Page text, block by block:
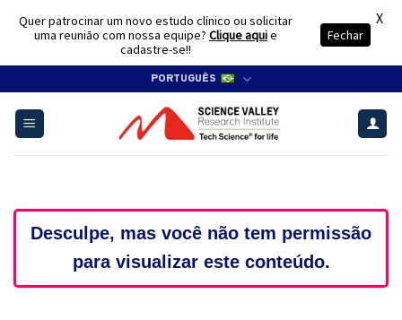
content
PORTUGUÊS
Desculpe, mas você não tem permissão
para visualizar este conteúdo.
Quer patrocinar um novo estudo clínico ou solicitar
uma reunião com nossa equipe? Clique aquie
cadastre-se!!
Fechar
X